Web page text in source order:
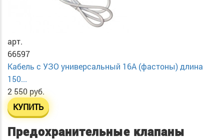
арт.
66597
Кабель с УЗО универсальный 16А (фастоны) длина
150...
2 550 руб.
КУПИТЬ
Предохранительные клапаны